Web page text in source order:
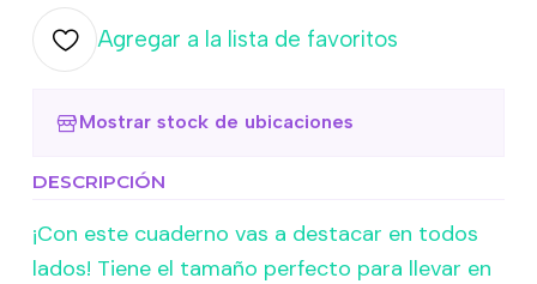
Agregar a la lista de favoritos
Mostrar stock de ubicaciones
DESCRIPCIÓN
¡Con este cuaderno vas a destacar en todos
lados! Tiene el tamaño perfecto para llevar en